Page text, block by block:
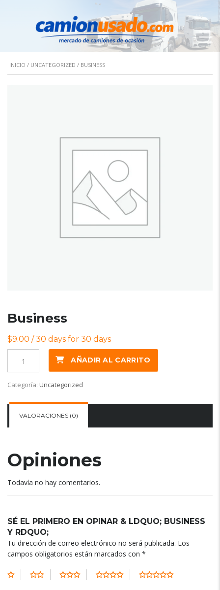
INICIO / UNCATEGORIZED / BUSINESS
Business
$9.00 / 30 days for 30 days
cantidad
AÑADIR AL CARRITO
Categoría: Uncategorized
VALORACIONES (0)
Opiniones
Todavía no hay comentarios.
SÉ EL PRIMERO EN OPINAR & LDQUO; BUSINESS
Y RDQUO;
Tu dirección de correo electrónico no será publicada. Los
campos obligatorios están marcados con *